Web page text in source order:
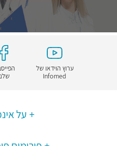
ערוץ הוידאו של
Infomed
על